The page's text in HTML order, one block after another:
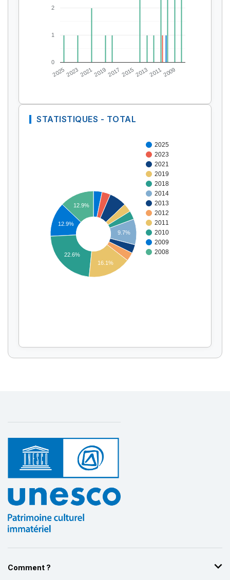
Affichage par
20252023202120192017 2015201320112009
0
1
2
STATISTIQUES - TOTAL
2025
2023
2021
2019
2018
2014
2013
2012
2011
2010
2009
2008
9.7%
12.9%
12.9%
22.6%
16.1%
Comment ?